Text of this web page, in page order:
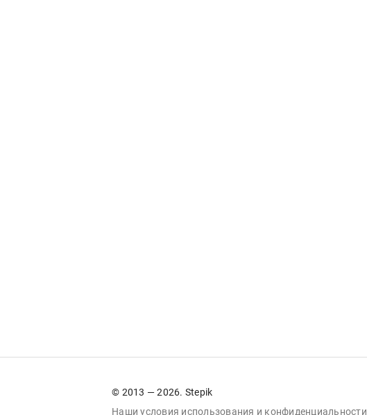
© 2013 — 2026. Stepik
Наши условия использования и конфиденциальности